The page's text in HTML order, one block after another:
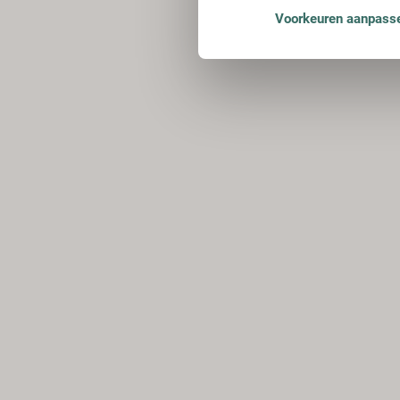
Voorkeuren